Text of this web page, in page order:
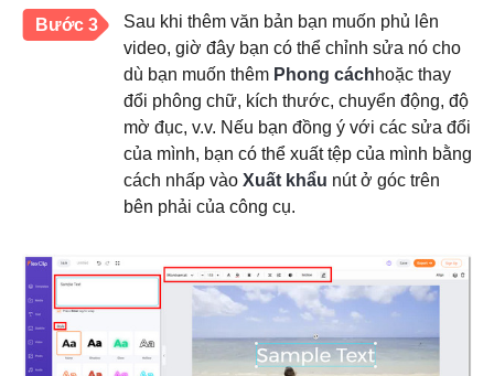
Bước 3
Sau khi thêm văn bản bạn muốn phủ lên
video, giờ đây bạn có thể chỉnh sửa nó cho
dù bạn muốn thêm Phong cáchhoặc thay
đổi phông chữ, kích thước, chuyển động, độ
mờ đục, v.v. Nếu bạn đồng ý với các sửa đổi
của mình, bạn có thể xuất tệp của mình bằng
cách nhấp vào Xuất khẩu nút ở góc trên
bên phải của công cụ.